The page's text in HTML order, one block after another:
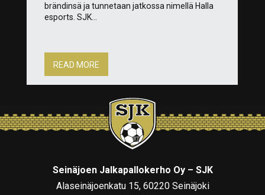
brändinsä ja tunnetaan jatkossa nimellä Halla
esports. SJK...
READ MORE
Seinäjoen Jalkapallokerho Oy – SJK
Alaseinäjoenkatu 15, 60220 Seinäjoki